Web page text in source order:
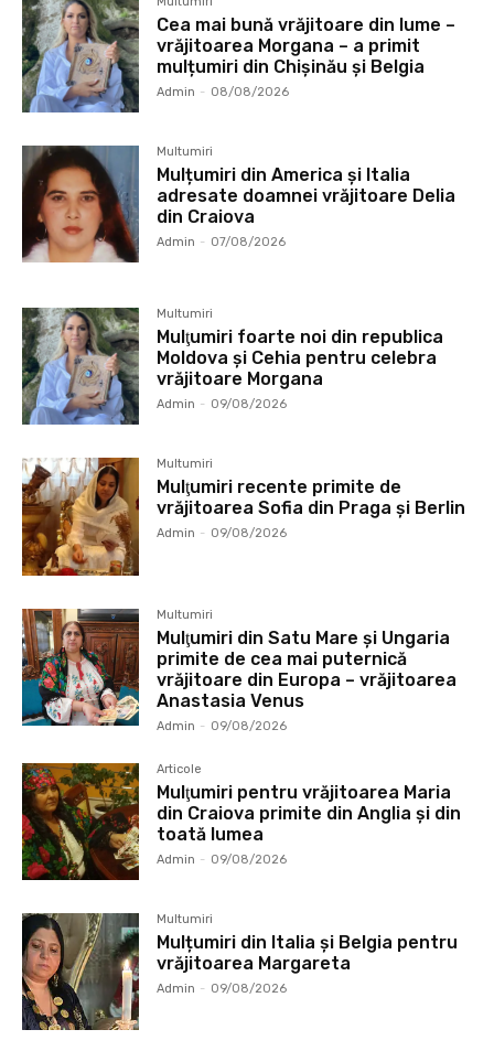
Cea mai bună vrăjitoare din lume –
vrăjitoarea Morgana – a primit
mulțumiri din Chișinău și Belgia
Admin - 08/08/2026
Multumiri
Mulțumiri din America și Italia
adresate doamnei vrăjitoare Delia
din Craiova
Admin - 07/08/2026
Multumiri
Mulţumiri foarte noi din republica
Moldova și Cehia pentru celebra
vrăjitoare Morgana
Admin - 09/08/2026
Multumiri
Mulţumiri recente primite de
vrăjitoarea Sofia din Praga și Berlin
Admin - 09/08/2026
Multumiri
Mulţumiri din Satu Mare și Ungaria
primite de cea mai puternică
vrăjitoare din Europa – vrăjitoarea
Anastasia Venus
Admin - 09/08/2026
Articole
Mulţumiri pentru vrăjitoarea Maria
din Craiova primite din Anglia și din
toată lumea
Admin - 09/08/2026
Multumiri
Mulțumiri din Italia și Belgia pentru
vrăjitoarea Margareta
Admin - 09/08/2026